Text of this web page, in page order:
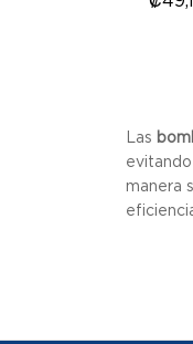
Las
manera